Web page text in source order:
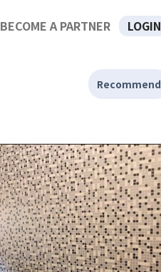
BECOME A PARTNER LOGIN
Recommend